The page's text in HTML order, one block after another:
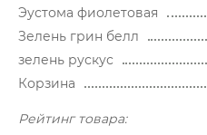
Эустома фиолетовая
Зелень грин белл
зелень рускус
Корзина
Рейтинг товара: